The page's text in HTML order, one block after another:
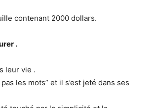
contenant 2000 dollars.
.
leur vie .
les mots” et il s’est jeté dans ses